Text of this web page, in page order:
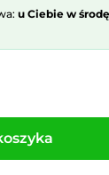
u Ciebie w środę